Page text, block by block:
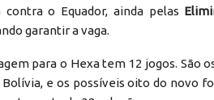
contra o Equador, ainda pelas
garantir a vaga.
para o Hexa tem 12 jogos. São
Bolívia, e os possíveis oito do novo